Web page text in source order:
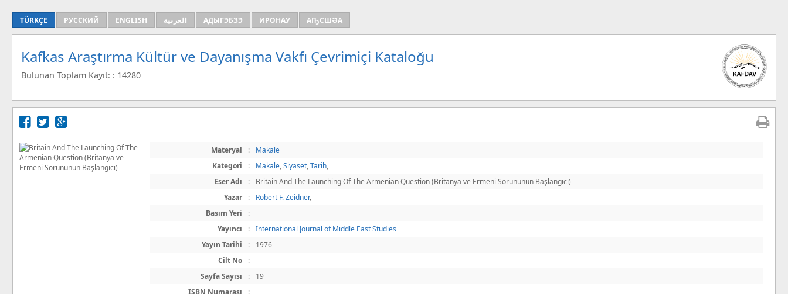
TÜRKÇE РУССКИЙ ENGLISH العربية АДЫГЭБЗЭ ИРОНАУ АҦСШӘА
Kafkas Araştırma Kültür ve Dayanışma Vakfı Çevrimiçi Kataloğu
Bulunan Toplam Kayıt: : 14280
Materyal :
Makale
Kategori
: Makale,Siyaset,Tarih,
Eser Adı
:
Britain And The Launching Of The Armenian Question (Britanya ve Ermeni Sorununun Başlangıcı)
Yazar
: Robert F. Zeidner,
Basım Yeri
:
Yayıncı
:
International Journal of Middle East Studies
Yayın Tarihi
:
1976
Cilt No
:
Sayfa Sayısı
:
19
ISBN Numarası
: